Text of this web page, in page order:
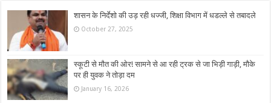
शासन के निर्देशो की उड़ रही धज्जी, शिक्षा विभाग में धडल्ले से तबादले
October 27, 2025
स्कूटी से मौत की ओर! सामने से आ रही ट्रक से जा भिड़ी गाड़ी, मौके
पर ही युवक ने तोड़ा दम
January 16, 2026